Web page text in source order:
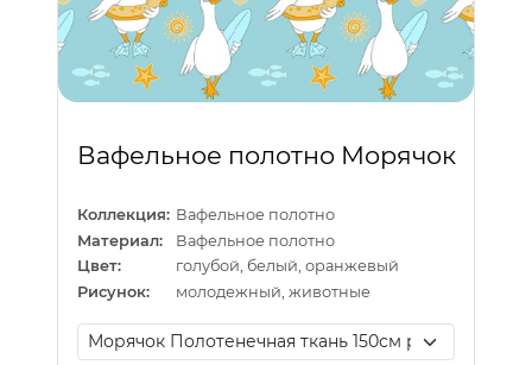
Вафельное полотно Морячок
Коллекция: Вафельное полотно
Материал:
Вафельное полотно
Цвет:
голубой, белый, оранжевый
Рисунок:
молодежный, животные